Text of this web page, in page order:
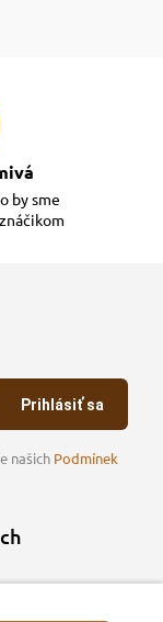
by sme
Prihlásiť sa
našich Podmínek